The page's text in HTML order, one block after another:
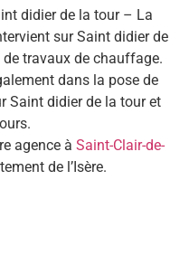
didier de la tour – La
sur Saint didier de
travaux de chauffage.
dans la pose de
Saint didier de la tour et
agence à Saint-Clair-de-
de l’Isère.